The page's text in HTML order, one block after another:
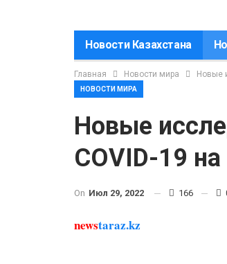
Новости Казахстана
Главная Новости мира Новые
НОВОСТИ МИРА
Новые
COVID-19
On Июл 29, 2022 166
newstaraz.kz